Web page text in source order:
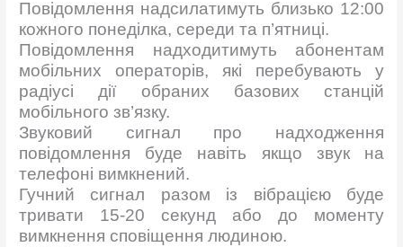
Повідомлення надсилатимуть близько 12:00
кожного понеділка, середи та п’ятниці.
Повідомлення надходитимуть абонентам
мобільних операторів, які перебувають у
радіусі дії обраних базових станцій
мобільного зв’язку.
Звуковий сигнал про надходження
повідомлення буде навіть якщо звук на
телефоні вимкнений.
Гучний сигнал разом із вібрацією буде
тривати 15-20 секунд або до моменту
вимкнення сповіщення людиною.